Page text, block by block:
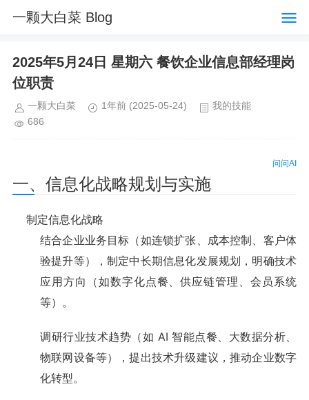
一颗大白菜 Blog
2025年5月24日 星期六 餐饮企业信息部经理岗
位职责
一颗大白菜 1年前 (2025-05-24)
我的技能
686
问问AI
一、信息化战略规划与实施
制定信息化战略
结合企业业务目标（如连锁扩张、成本控制、客户体
验提升等），制定中长期信息化发展规划，明确技术
应用方向（如数字化点餐、供应链管理、会员系统
等）。
调研行业技术趋势（如 AI 智能点餐、大数据分析、
物联网设备等），提出技术升级建议，推动企业数字
化转型。